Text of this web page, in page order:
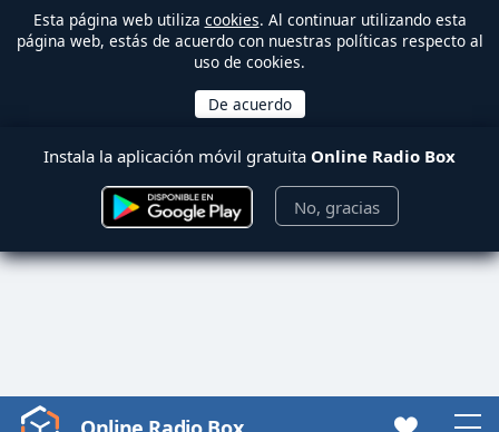
Esta página web utiliza cookies. Al continuar utilizando esta
página web, estás de acuerdo con nuestras políticas respecto al
uso de cookies.
Instala la aplicación móvil gratuita Online Radio Box
No, gracias